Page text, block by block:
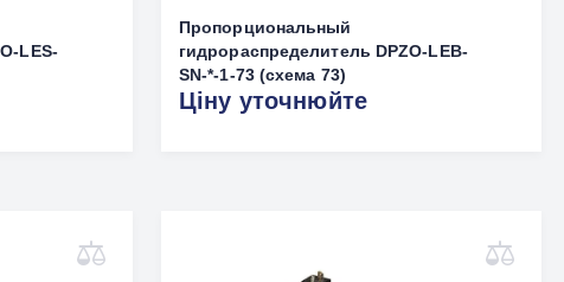
LES-
Пропорциональный
гидрораспределитель DPZO-LEB-
SN-*-1-73 (схема 73)
Ціну уточнюйте